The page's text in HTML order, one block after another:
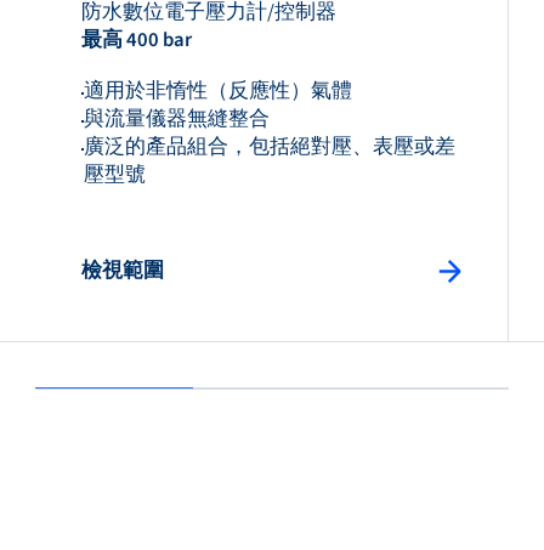
防水數位電子壓力計/控制器
最高 400 bar
適用於非惰性（反應性）氣體
與流量儀器無縫整合
廣泛的產品組合，包括絕對壓、表壓或差
壓型號
檢視範圍